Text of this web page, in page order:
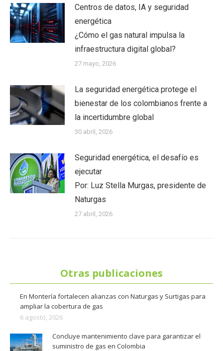
Centros de datos, IA y seguridad
energética
¿Cómo el gas natural impulsa la
infraestructura digital global?
27 mayo, 2026
La seguridad energética protege el
bienestar de los colombianos frente a
la incertidumbre global
30 abril, 2026
Seguridad energética, el desafío es
ejecutar
Por: Luz Stella Murgas, presidente de
Naturgas
27 abril, 2026
Otras publicaciones
En Montería fortalecen alianzas con Naturgas y Surtigas para
ampliar la cobertura de gas
6 agosto, 2026
Concluye mantenimiento clave para garantizar el
suministro de gas en Colombia